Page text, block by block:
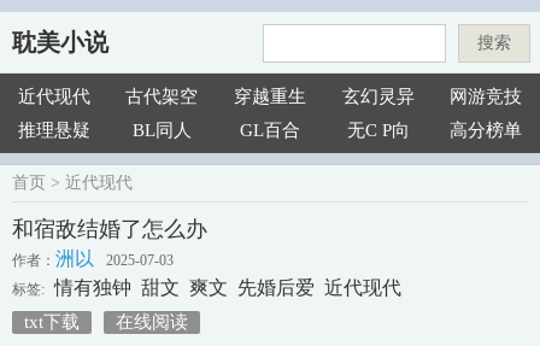
耽美小说 搜索
近代现代 古代架空 穿越重生 玄幻灵异
网游竞技
推理悬疑
BL同人 GL百合 无C P向 高分榜单
首页 > 近代现代
和宿敌结婚了怎么办
作者： 洲以
2025-07-03
标签: 情有独钟 甜文 爽文 先婚后爱 近代现代
txt下载 在线阅读